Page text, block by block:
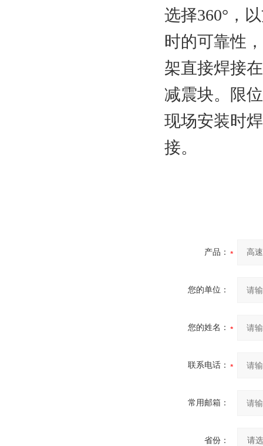
选择360°，
时的可靠性
架直接焊接
减震块。限
现场安装时
接。
产品：
您的单位：
您的姓名：
联系电话：
常用邮箱：
省份：